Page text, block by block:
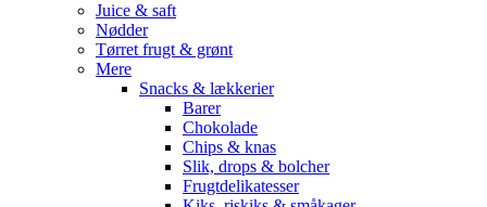
Juice & saft
Nødder
Tørret frugt & grønt
Mere
Snacks & lækkerier
Barer
Chokolade
Chips & knas
Slik, drops & bolcher
Frugtdelikatesser